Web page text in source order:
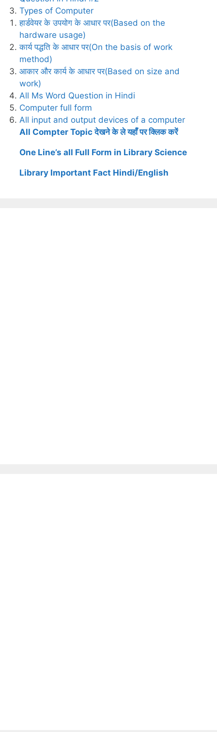
Types of Computer
हार्डवेयर के उपयोग के आधार पर(Based on the
hardware usage)
कार्य पद्धति के आधार पर(On the basis of work
method)
आकार और कार्य के आधार पर(Based on size and
work)
All Ms Word Question in Hindi
Computer full form
All input and output devices of a computer
All Compter Topic देखने के ले यहाँ पर क्लिक करें
One Line’s all Full Form in Library Science
Library Important Fact Hindi/English